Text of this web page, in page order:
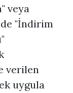
veya
"İndirim
verilen
uygula